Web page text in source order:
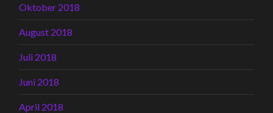
Oktober 2018
August 2018
Juli 2018
Juni 2018
April 2018